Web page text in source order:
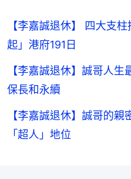
【李嘉誠退休】 四大支
起」港府191日
【李嘉誠退休】誠哥人
保長和永續
【李嘉誠退休】誠哥的
「超人」地位